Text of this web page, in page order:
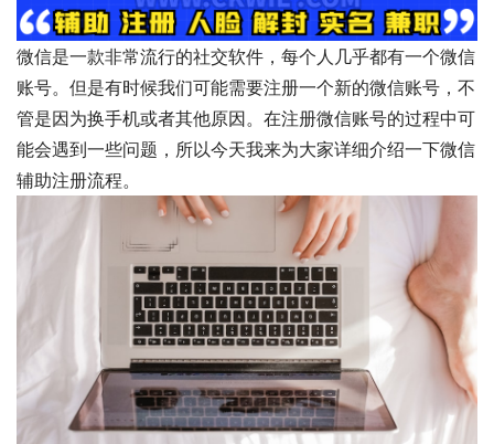
微信是一款非常流行的社交软件，每个人几乎都有一个微信
账号。但是有时候我们可能需要注册一个新的微信账号，不
管是因为换手机或者其他原因。在注册微信账号的过程中可
能会遇到一些问题，所以今天我来为大家详细介绍一下微信
辅助注册流程。